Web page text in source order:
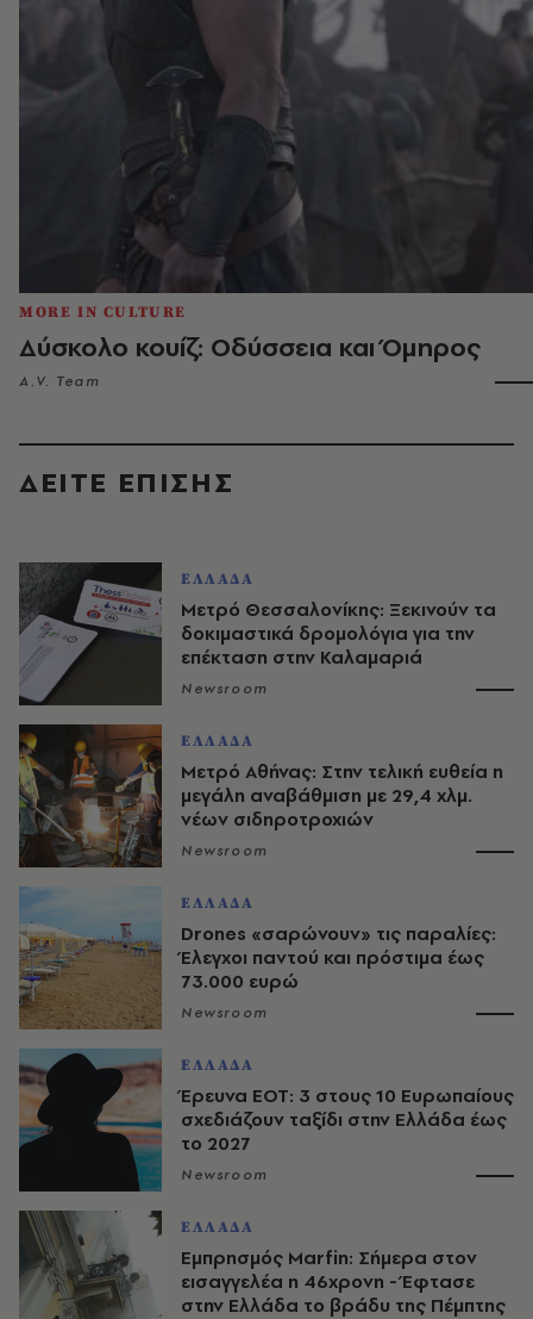
MORE IN CULTURE
Δύσκολο κουίζ: Οδύσσεια και Όμηρος
A.V. Team
ΔΕΙΤΕ ΕΠΙΣΗΣ
ΕΛΛΑΔΑ
Μετρό Θεσσαλονίκης: Ξεκινούν τα
δοκιμαστικά δρομολόγια για την
επέκταση στην Καλαμαριά
Newsroom
ΕΛΛΑΔΑ
Μετρό Αθήνας: Στην τελική ευθεία η
μεγάλη αναβάθμιση με 29,4 χλμ.
νέων σιδηροτροχιών
Newsroom
ΕΛΛΑΔΑ
Drones «σαρώνουν» τις παραλίες:
Έλεγχοι παντού και πρόστιμα έως
73.000 ευρώ
Newsroom
ΕΛΛΑΔΑ
Έρευνα ΕΟΤ: 3 στους 10 Ευρωπαίους
σχεδιάζουν ταξίδι στην Ελλάδα έως
το 2027
Newsroom
ΕΛΛΑΔΑ
Εμπρησμός Marfin: Σήμερα στον
εισαγγελέα η 46χρονη - Έφτασε
στην Ελλάδα το βράδυ της Πέμπτης